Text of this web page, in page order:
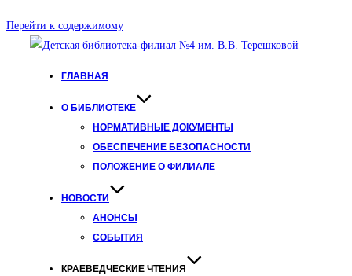
Перейти к содержимому
ГЛАВНАЯ
О БИБЛИОТЕКЕ
НОРМАТИВНЫЕ ДОКУМЕНТЫ
ОБЕСПЕЧЕНИЕ БЕЗОПАСНОСТИ
ПОЛОЖЕНИЕ О ФИЛИАЛЕ
НОВОСТИ
АНОНСЫ
СОБЫТИЯ
КРАЕВЕДЧЕСКИЕ ЧТЕНИЯ